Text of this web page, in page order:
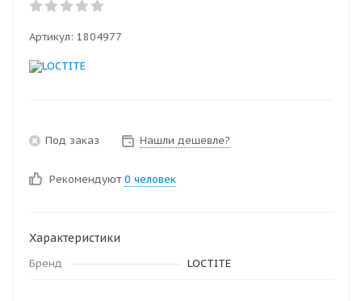
Артикул: 1804977
Под заказ Нашли дешевле?
Рекомендуют 0 человек
Характеристики
Бренд LOCTITE